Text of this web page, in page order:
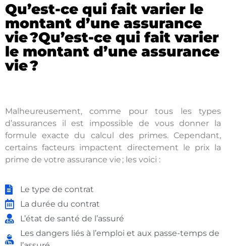
Qu’est-ce qui fait varier le
montant d’une assurance
vie ?Qu’est-ce qui fait varier
le montant d’une assurance
vie ?
Malheureusement, comme pour tous les types
d’assurances il est impossible de vous donner la
formule exacte du calcul des primes. Cependant,
certains facteurs impactent directement le prix la
prime de votre assurance vie ; les voici :
Le type de contrat
La durée du contrat
L’état de santé de l’assuré
Les dangers liés à l’emploi et aux passe-temps de